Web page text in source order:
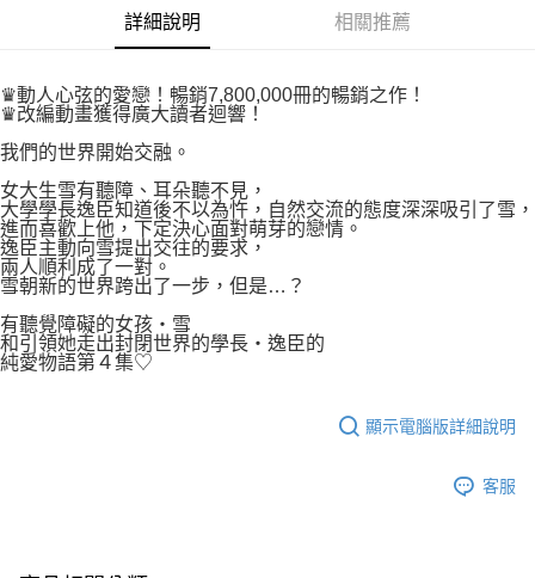
易，需依本服務之必要範圍內提供個人資料，並將交易相關給付款項請求債
https://aftee.tw/terms/#terms3
３．未成年的使用者請事先徵得法定代理人或監護人之同意方可使用
「AFTEE先享後付」，若未經同意申辦者引起之損失，本公司不負相關責
任。
時審查核予不同之上限額度；若仍有額度不足之情形，本公司將視審查結果
請求用戶進行身份認證。
５．嚴禁一人註冊多個帳號或使用他人資訊註冊。若發現惡意使用之情形，
恩沛科技股份有限公司將有權停止該用戶之使用額度並採取法律行動。
付款後7-11取貨
宅配
每筆NT$100，滿NT$800(含以上)免運費
國家/地區配送 查看運費
詳細說明 相關推薦
♛動人心弦的愛戀！暢銷7,800,000冊的暢銷之作！
♛改編動畫獲得廣大讀者迴響！
我們的世界開始交融。
女大生雪有聽障、耳朵聽不見，
大學學長逸臣知道後不以為忤，自然交流的態度深深吸引了雪，
進而喜歡上他，下定決心面對萌芽的戀情。
逸臣主動向雪提出交往的要求，
兩人順利成了一對。
雪朝新的世界跨出了一步，但是…？
有聽覺障礙的女孩‧雪
和引領她走出封閉世界的學長‧逸臣的
純愛物語第４集♡
顯示電腦版詳細說明
客服